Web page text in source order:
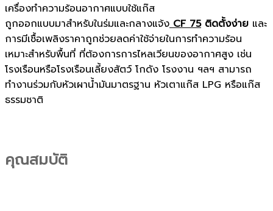
เครื่องทำความร้อนอากาศแบบใช้แก๊ส
ถูกออกแบบมาสำหรับในร่มและกลางแจ้ง CF 75ติดตั้งง่าย และ
การมีเชื้อเพลิงราคาถูกช่วยลดค่าใช้จ่ายในการทำความร้อน
เหมาะสำหรับพื้นที่ ที่ต้องการการไหลเวียนของอากาศสูง เช่น
โรงเรือนหรือโรงเรือนเลี้ยงสัตว์ โกดัง โรงงาน ฯลฯ สามารถ
ทำงานร่วมกับหัวเผาน้ำมันมาตรฐาน หัวเตาแก๊ส LPG หรือแก๊ส
ธรรมชาติ
คุณสมบัติ